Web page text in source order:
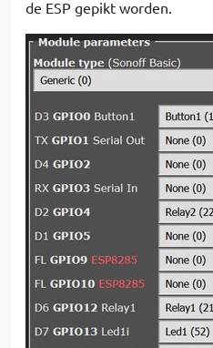
de ESP gepikt worden.